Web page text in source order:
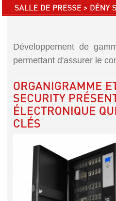
Développement de
permettant d'assurer le